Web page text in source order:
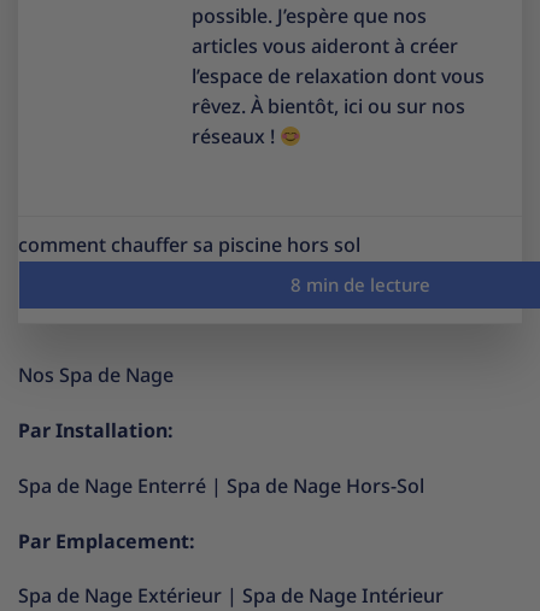
possible. J’espère que nos
articles vous aideront à créer
l’espace de relaxation dont vous
rêvez. À bientôt, ici ou sur nos
réseaux !
comment chauffer sa piscine hors sol
Nos Spa de Nage
Par Installation:
Spa de Nage Enterré | Spa de Nage Hors-Sol
Par Emplacement:
Spa de Nage Extérieur | Spa de Nage Intérieur